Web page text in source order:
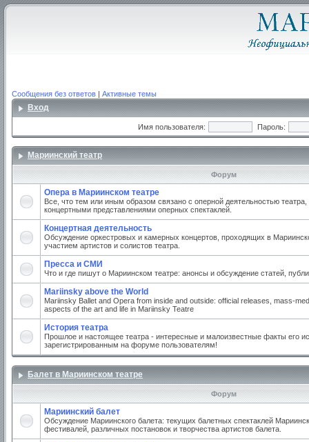
Сообщения без ответов | Активные темы
Вход
Имя пользователя: Пароль:
Мариинский театр
Форум
Опера в Мариинском театре
Все, что тем или иным образом связано с оперной деятельностью
концертными представлениями оперных спектаклей.
Концертная деятельность
Обсуждение оркестровых и камерных концертов, проходящих в
участием артистов и солистов театра.
Пресса и СМИ
Что и где пишут о Мариинском театре: анонсы и обсуждение статей,
Mariinsky above the World
Mariinsky Ballet and Opera from inside and outside: official releases, mass-
aspects of the art and life in Mariinsky Teatre
История театра
Прошлое и настоящее театра - интересные и малоизвестные факты его
зарегистрированным на форуме пользователям!
Балет в Мариинском театре
Форум
Мариинский балет
Обсуждение Мариинского балета: текущих балетных спектаклей
фестивалей, различных постановок и творчества артистов балета.